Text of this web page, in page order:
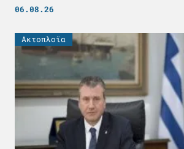
06.08.26
Ακτοπλοϊα